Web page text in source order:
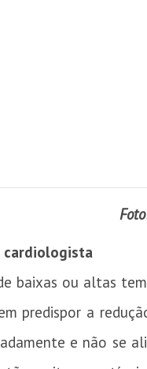
cardiologista
baixas ou altas
predispor a
e não se